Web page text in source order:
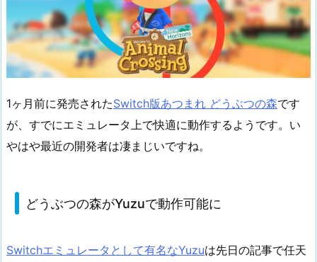
1ヶ月前に発売されたSwitch版あつまれ どうぶつの森です
が、すでにエミュレータ上で快適に動作するようです。い
やはや最近の開発者は凄まじいですね。
どうぶつの森がYuzuで動作可能に
Switchエミュレータとして有名なYuzuは先日の記事で任天